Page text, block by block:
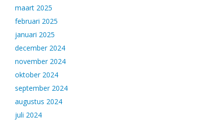
maart 2025
februari 2025
januari 2025
december 2024
november 2024
oktober 2024
september 2024
augustus 2024
juli 2024